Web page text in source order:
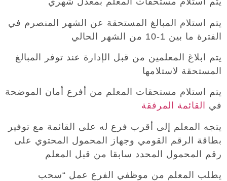
يتم استلام المبالغ المستحقة عن الشهر المنصرم في
الفترة ما بين 1-10 من الشهر الحالي
يتم ابلاغ المعلمين من قبل الإدارة عند توفر المبالغ
المستحقة لاستلامها
يتم استلام مستحقات المعلم من أفرع أمان الموضحة
في
القائمة المرفقة
يتجه المعلم إلى أقرب فرع له على القائمة مع توفير
بطاقة الرقم القومي وجهاز المحمول المحتوي على
رقم المحمول المحدد سابقا من قبل المعلم
يطلب المعلم من موظفي الفرع عمل “سحب